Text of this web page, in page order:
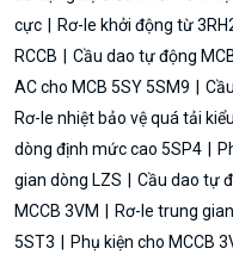
cực
Rơ-le khởi động từ
RCCB
Cầu dao tự động
AC cho MCB 5SY 5SM9
Rơ-le nhiệt bảo vệ quá tải
dòng định mức cao 5SP4
gian dòng LZS
Cầu dao tự
MCCB 3VM
Rơ-le trung
5ST3
Phụ kiện cho MCCB